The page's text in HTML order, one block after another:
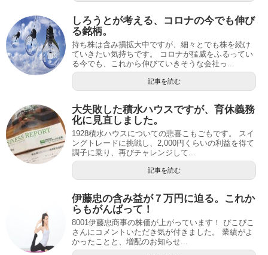
しろうとが考える、コロナの今でも伸び
る銘柄。
持ち株は含み損拡大中ですが、細々とでも株を続け
ていきたい気持ちです。 コロナが猛威をふるってい
る今でも、これから伸びていきそうな会社っ...
記事を読む
大失敗した積水ハウスですが、育休義務
化に見直しました。
1928積水ハウスについての悲喜こもごもです。 スイ
ングトレードに挑戦し、2,000円くらいの利益を得て
調子に乗り、再びチャレンジして...
記事を読む
伊藤忠の含み益が７万円に迫る。これか
らもがんばって！
8001伊藤忠商事の株価が上がっています！ ぴこぴこ
さんにコメントいただき気が付きました。 業績がよ
かったことと、増配のお知らせ...